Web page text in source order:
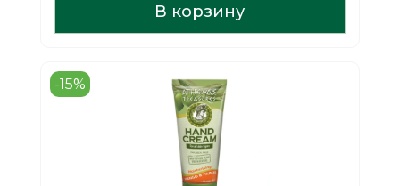
составляла
€6.29.
€4.40.
В корзину
-15%